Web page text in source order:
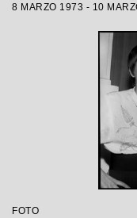
8 MARZO 1973 - 10
FOTO